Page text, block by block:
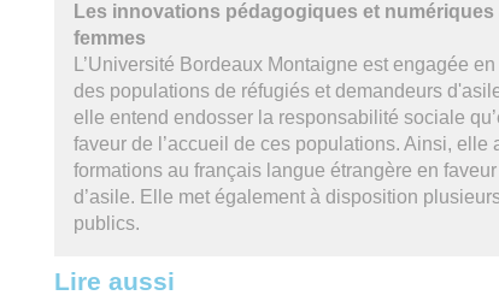
Les innovations pédagogiques et
femmes
L’Université Bordeaux Montaigne est engagée
des populations de réfugiés et demandeurs
elle entend endosser la responsabilité sociale
faveur de l’accueil de ces populations. Ainsi, elle
formations au français langue étrangère en
d’asile. Elle met également à disposition
publics.
Lire aussi